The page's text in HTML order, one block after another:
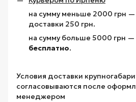
на сумму меньше 2000 грн —
доставки 250 грн.
на сумму больше 5000 грн —
бесплатно.
Условия доставки
согласовываются после
менеджером